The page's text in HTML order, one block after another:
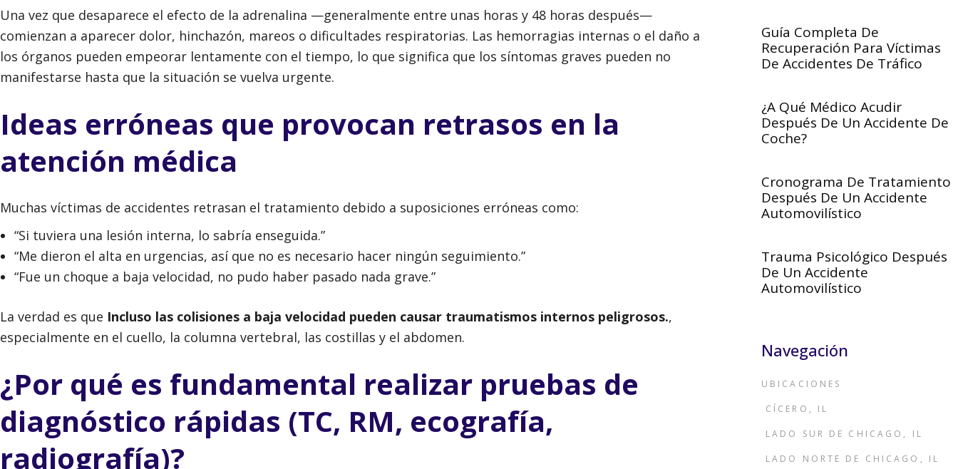
Una vez que desaparece el efecto de la adrenalina —generalmente entre unas horas y 48 horas después—
comienzan a aparecer dolor, hinchazón, mareos o dificultades respiratorias. Las hemorragias internas o el daño a
los órganos pueden empeorar lentamente con el tiempo, lo que significa que los síntomas graves pueden no
manifestarse hasta que la situación se vuelva urgente.
Ideas erróneas que provocan retrasos en la
atención médica
Muchas víctimas de accidentes retrasan el tratamiento debido a suposiciones erróneas como:
“Si tuviera una lesión interna, lo sabría enseguida.”
“Me dieron el alta en urgencias, así que no es necesario hacer ningún seguimiento.”
“Fue un choque a baja velocidad, no pudo haber pasado nada grave.”
La verdad es que Incluso las colisiones a baja velocidad pueden causar traumatismos internos peligrosos.,
especialmente en el cuello, la columna vertebral, las costillas y el abdomen.
¿Por qué es fundamental realizar pruebas de
diagnóstico rápidas (TC, RM, ecografía,
radiografía)?
Guía Completa De
Recuperación Para Víctimas
De Accidentes De Tráfico
¿A Qué Médico Acudir
Después De Un Accidente De
Coche?
Cronograma De Tratamiento
Después De Un Accidente
Automovilístico
Trauma Psicológico Después
De Un Accidente
Automovilístico
Navegación
UBICACIONES
CÍCERO, IL
LADO SUR DE CHICAGO, IL
LADO NORTE DE CHICAGO, IL